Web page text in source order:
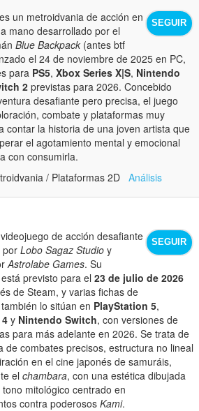
SEGUIR
es un metroidvania de acción en
mano desarrollado por el
Blue Backpack (antes btf
el 24 de noviembre de 2025 en PC,
para PS5, Xbox Series X|S, Nintendo
2 previstas para 2026. Concebido
desafiante pero precisa, el juego
combate y plataformas muy
contar la historia de una joven artista que
el agotamiento mental y emocional
con consumirla.
/ Plataformas 2D Análisis
SEGUIR
de acción desafiante
por Lobo Sagaz Studio y
Astrolabe Games. Su
previsto para el 23 de julio de 2026
de Steam, y varias fichas de
lo sitúan en PlayStation 5,
y Nintendo Switch, con versiones de
para más adelante en 2026. Se trata de
de combates precisos, estructura no lineal
en el cine japonés de samuráis,
el chambara, con una estética dibujada
mitológico centrado en
contra poderosos Kami.